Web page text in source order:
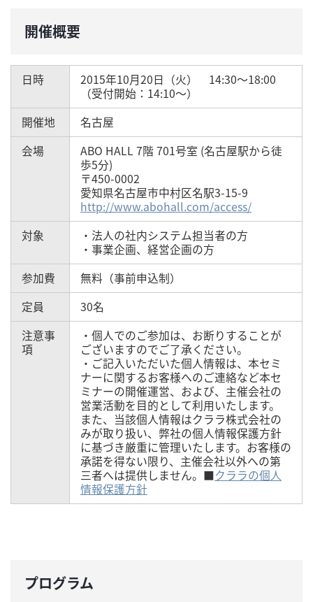
開催概要
日時
2015年10月20日（火） 14:30～18:00
（受付開始：14:10～）
開催地
名古屋
会場
ABO HALL 7階 701号室 (名古屋駅から徒
歩5分)
〒450-0002
愛知県名古屋市中村区名駅3-15-9
http://www.abohall.com/access/
対象
・法人の社内システム担当者の方
・事業企画、経営企画の方
参加費
無料（事前申込制）
定員
30名
注意事
項
・個人でのご参加は、お断りすることが
ございますのでご了承ください。
・ご記入いただいた個人情報は、本セミ
ナーに関するお客様へのご連絡など本セ
ミナーの開催運営、および、主催会社の
営業活動を目的として利用いたします。
また、当該個人情報はクララ株式会社の
みが取り扱い、弊社の個人情報保護方針
に基づき厳重に管理いたします。お客様の
承諾を得ない限り、主催会社以外への第
三者へは提供しません。■クララの個人
情報保護方針
プログラム